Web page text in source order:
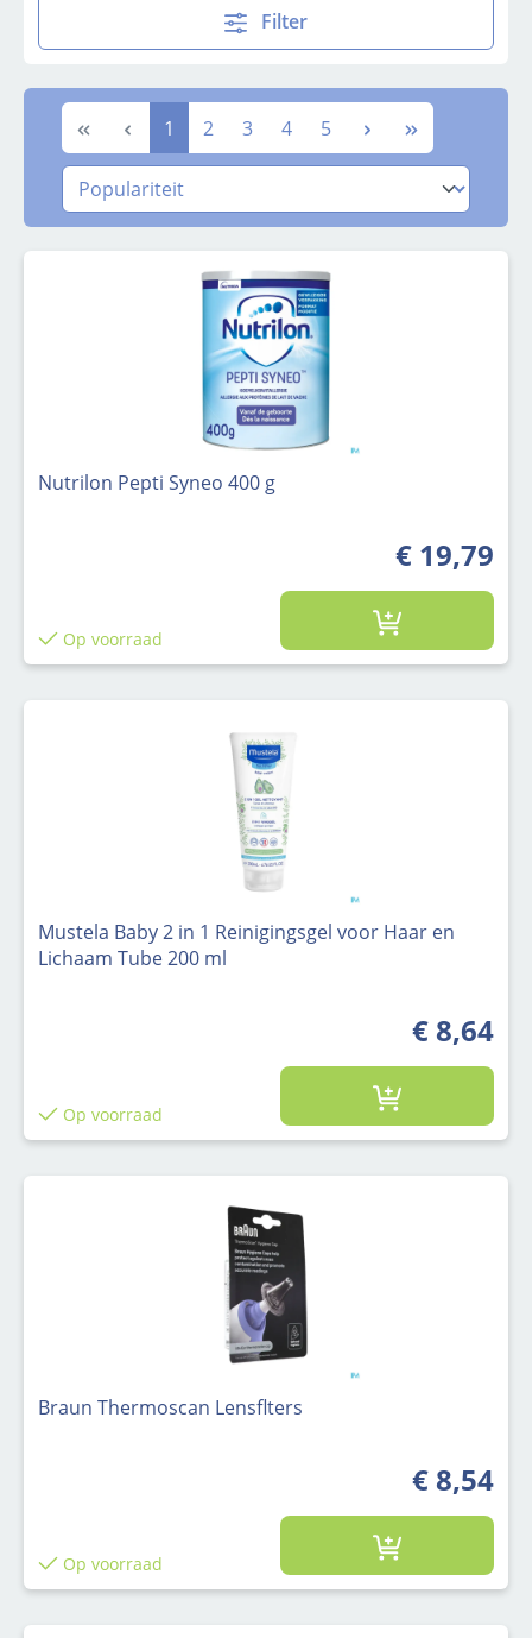
Filter
Pagina
1 Pagina
2 Pagina
3 Pagina
4 Pagina
5
Nutrilon Pepti Syneo 400 g
€ 19,79
Op voorraad
Mustela Baby 2 in 1 Reinigingsgel voor Haar en
Lichaam Tube 200 ml
€ 8,64
Op voorraad
Braun Thermoscan Lensflters
€ 8,54
Op voorraad